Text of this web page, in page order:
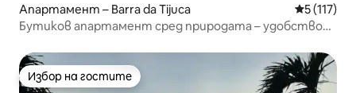
Апартамент – Barra da Tijuca Средна
5 (117)
Бутиков апартамент сред природата – удобство
Избор на гостите
Избор на гостите